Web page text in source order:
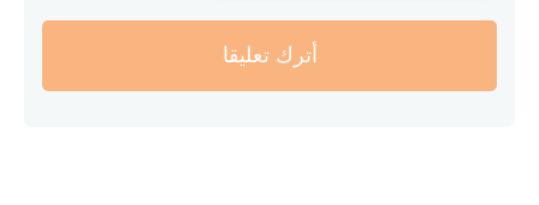
أترك تعليقا